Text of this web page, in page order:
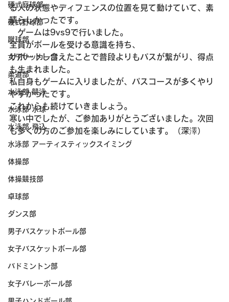
硬式庭球部
硬式野球部
蹴球部
女子サッカー部
柔道部
水泳部 競泳
水泳部 水球
水泳部 飛込
水泳部 アーティスティックスイミング
体操部
体操競技部
卓球部
ダンス部
男子バスケットボール部
女子バスケットボール部
バドミントン部
女子バレーボール部
る人の状態やディフェンスの位置を見て動けていて、素
晴らしかったです。
ゲームは9vs9で行いました。
全員がボールを受ける意識を持ち、
サポートし合えたことで普段よりもパスが繋がり、得点
も生まれました。
私自身もゲームに入りましたが、パスコースが多くやり
やすかったです。
これからも続けていきましょう。
寒い中でしたが、ご参加ありがとうございました。次回
も多くの方のご参加を楽しみにしています。（深澤）